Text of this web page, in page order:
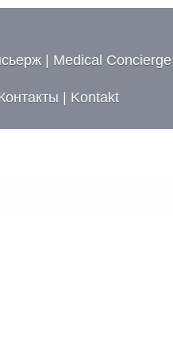
| Medical Concierge
| Kontakt